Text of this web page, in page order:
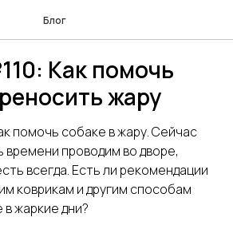
Блог
Как помочь
жару
помочь собаке в жару. Сейчас
проводим во дворе,
всегда. Есть ли рекомендации
коврикам и другим способам
жаркие дни?